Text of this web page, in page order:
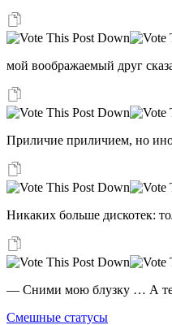
мой воображаемый друг
Приличие приличием, но
Никаких больше дискотек:
— Сними мою блузку … А
Смешные статусы